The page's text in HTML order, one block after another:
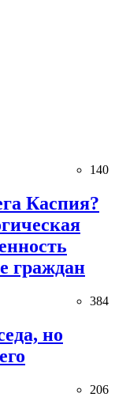
140
Каспия?
граждан
384
но
206